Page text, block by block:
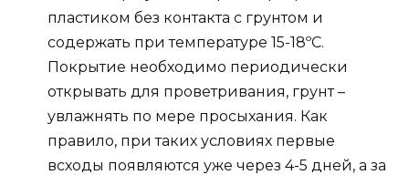
пластиком без контакта с грунтом и
содержать при температуре 15-18ºС.
Покрытие необходимо периодически
открывать для проветривания, грунт –
увлажнять по мере просыхания. Как
правило, при таких условиях первые
всходы появляются уже через 4-5 дней, а за